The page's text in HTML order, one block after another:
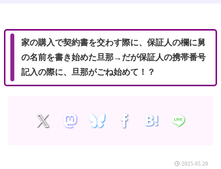
家の購入で契約書を交わす際に、保証人の欄に舅
の名前を書き始めた旦那→だが保証人の携帯番号
記入の際に、旦那がごね始めて！？
2025.05.20